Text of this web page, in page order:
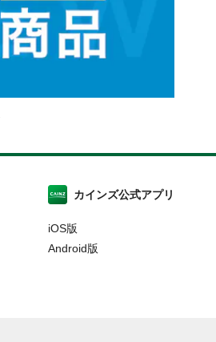
カインズ公式アプリ
iOS版
Android版